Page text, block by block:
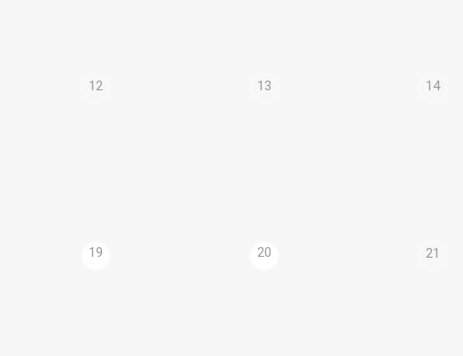
12 13 14
19 20 21